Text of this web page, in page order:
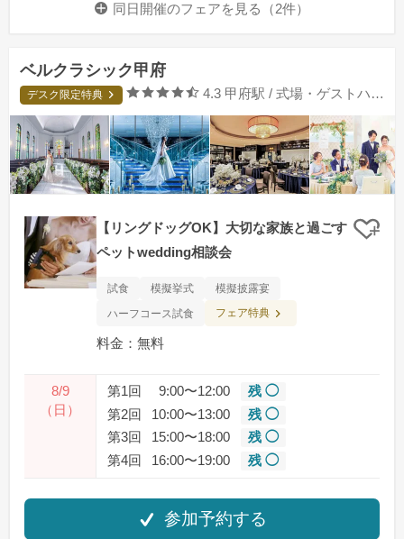
同日開催のフェアを 見る（2件）
ベルクラシック甲府
デスク限定特典 口コミ評価
4.3 甲府駅 / 式場・ゲストハウス
【リングドッグOK】大切な家族と過ごす
ペットwedding相談会
クリ
試食 模擬挙式
模擬披露宴
ハーフコース試食
フェア特典
料金：無料
8/9
（日）
第1回 9:00〜12:00
残 ◯
第2回
10:00〜13:00
残 ◯
第3回
15:00〜18:00
残 ◯
第4回
16:00〜19:00 残 ◯
参加予約する